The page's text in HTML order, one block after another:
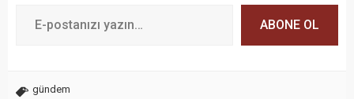
ABONE OL
gündem